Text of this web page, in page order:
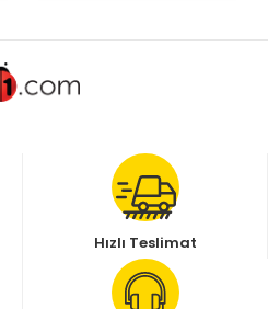
Hızlı Teslimat